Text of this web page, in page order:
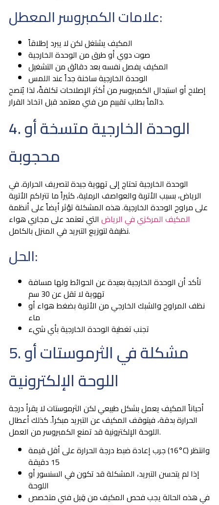
علامات الكمبروسر المعطل:
المكيف يشتغل لكن لا يبرد إطلاقاً
صوت دوي أو طرق من الوحدة الخارجية
المكيف يفصل نفسه بعد دقائق من التشغيل
الوحدة الخارجية ساخنة جداً عند اللمس
إصلاح أو استبدال الكمبروسر من أكثر الإصلاحات تكلفةً، لذا يُنصح
دائماً بطلب تقييم من فني معتمد قبل اتخاذ القرار.
4. الوحدة الخارجية متسخة أو
محجوبة
الوحدة الخارجية تحتاج إلى تهوية جيدة لتصريف الحرارة. في
الرياض، بسبب الأتربة والعواصف الرملية، كثيراً ما تتراكم الأتربة
على مراوح الوحدة الخارجية. هذه المشكلة تؤثر أيضاً على أنظمة
المكيف المركزي في الرياض التي تعتمد على مجاري هواء
نظيفة لتوزيع التبريد في المنزل بالكامل.
الحل:
تأكد أن الوحدة الخارجية بعيدة عن الحوائط ولها مسافة
تهوية لا تقل عن 30 سم
نظف المراوح والشبك الخارجي من الأتربة بضغط هواء أو
ماء
تجنب تغطية الوحدة الخارجية بأي شيء
5. مشكلة في الثرموستات أو
اللوحة الإلكترونية
أحياناً المكيف يعمل بشكل طبيعي لكن الثرموستات لا يقرأ درجة
الحرارة بدقة، فيتوقف المكيف عن التبريد مبكراً. كذلك أعطال
اللوحة الإلكترونية قد تمنع الكمبروسر من العمل.
جرب إعادة ضبط درجة الحرارة على أقل قيمة (16°C) وانتظر
15 دقيقة
إذا لم يتحسن التبريد، المشكلة قد تكون في السنسور أو
اللوحة
في هذه الحالة يجب فحص المكيف من قِبل فني متخصص